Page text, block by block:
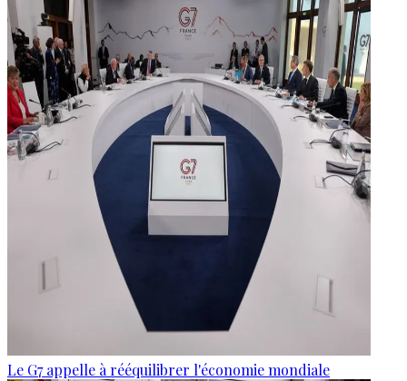
Le G7 appelle à rééquilibrer l'économie mondiale